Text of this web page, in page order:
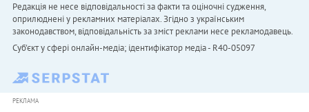
Редакція не несе відповідальності за факти та оціночні судження,
оприлюднені у рекламних матеріалах. Згідно з українським
законодавством, відповідальність за зміст реклами несе рекламодавець.
Cуб'єкт у сфері онлайн-медіа; ідентифікатор медіа - R40-05097
РЕКЛАМА